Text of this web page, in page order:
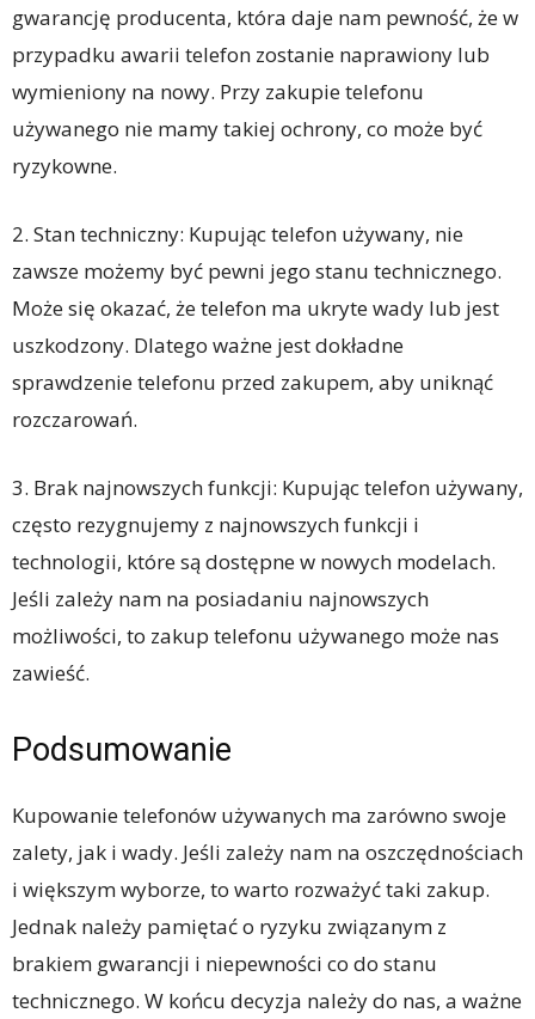
gwarancję producenta, która daje nam pewność, że w
przypadku awarii telefon zostanie naprawiony lub
wymieniony na nowy. Przy zakupie telefonu
używanego nie mamy takiej ochrony, co może być
ryzykowne.
2. Stan techniczny: Kupując telefon używany, nie
zawsze możemy być pewni jego stanu technicznego.
Może się okazać, że telefon ma ukryte wady lub jest
uszkodzony. Dlatego ważne jest dokładne
sprawdzenie telefonu przed zakupem, aby uniknąć
rozczarowań.
3. Brak najnowszych funkcji: Kupując telefon używany,
często rezygnujemy z najnowszych funkcji i
technologii, które są dostępne w nowych modelach.
Jeśli zależy nam na posiadaniu najnowszych
możliwości, to zakup telefonu używanego może nas
zawieść.
Podsumowanie
Kupowanie telefonów używanych ma zarówno swoje
zalety, jak i wady. Jeśli zależy nam na oszczędnościach
i większym wyborze, to warto rozważyć taki zakup.
Jednak należy pamiętać o ryzyku związanym z
brakiem gwarancji i niepewności co do stanu
technicznego. W końcu decyzja należy do nas, a ważne